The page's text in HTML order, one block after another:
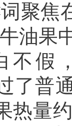
聚焦
油果
不假
了普
热量